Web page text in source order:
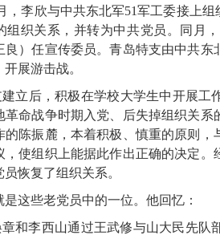
，李欣与中共东北军51军工委接上组
组织关系，并转为中共党员。同月
良）任宣传委员。青岛特支由中共东
展游击战。
立后，积极在学校大学生中开展工
革命战争时期入党、后失掉组织关系
的陈振麓，本着积极、慎重的原则
，使组织上能据此作出正确的决定
恢复了组织关系。
是这些老党员中的一位。他回忆：
和李西山通过王武修与山大民先队